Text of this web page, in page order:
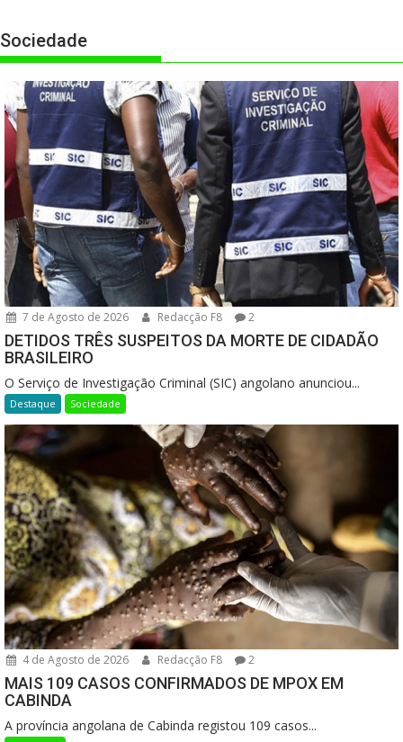
Sociedade
7 de Agosto de 2026 Redacção F8 2
DETIDOS TRÊS SUSPEITOS DA MORTE DE CIDADÃO
BRASILEIRO
O Serviço de Investigação Criminal (SIC) angolano anunciou...
Destaque Sociedade
4 de Agosto de 2026 Redacção F8 2
MAIS 109 CASOS CONFIRMADOS DE MPOX EM
CABINDA
A província angolana de Cabinda registou 109 casos...